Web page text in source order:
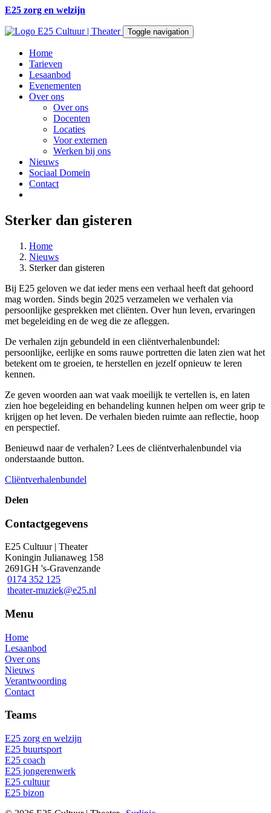
E25 zorg en welzijn
Toggle navigation
Home
Tarieven
Lesaanbod
Evenementen
Over ons
Over ons
Docenten
Locaties
Voor externen
Werken bij ons
Nieuws
Sociaal Domein
Contact
Sterker dan gisteren
Home
Nieuws
Sterker dan gisteren
Bij E25 geloven we dat ieder mens een verhaal heeft dat gehoord
mag worden. Sinds begin 2025 verzamelen we verhalen via
persoonlijke gesprekken met cliënten. Over hun leven, ervaringen
met begeleiding en de weg die ze afleggen.
De verhalen zijn gebundeld in een cliëntverhalenbundel:
persoonlijke, eerlijke en soms rauwe portretten die laten zien wat het
betekent om te groeien, te herstellen en jezelf opnieuw te leren
kennen.
Ze geven woorden aan wat vaak moeilijk te vertellen is, en laten
zien hoe begeleiding en behandeling kunnen helpen om weer grip te
krijgen op het leven. De verhalen bieden ruimte aan reflectie, hoop
en perspectief.
Benieuwd naar de verhalen? Lees de cliëntverhalenbundel via
onderstaande button.
Cliëntverhalenbundel
Delen
Contactgegevens
E25 Cultuur | Theater
Koningin Julianaweg 158
2691GH 's-Gravenzande
0174 352 125
theater-muziek@e25.nl
Menu
Home
Lesaanbod
Over ons
Nieuws
Verantwoording
Contact
Teams
E25 zorg en welzijn
E25 buurtsport
E25 coach
E25 jongerenwerk
E25 cultuur
E25 bizon